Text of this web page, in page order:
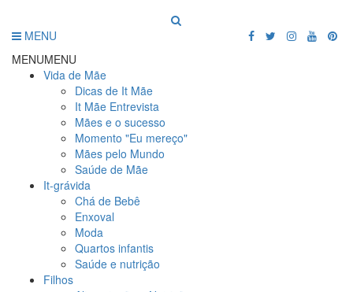
MENU
MENUMENU
Vida de Mãe
Dicas de It Mãe
It Mãe Entrevista
Mães e o sucesso
Momento "Eu mereço"
Mães pelo Mundo
Saúde de Mãe
It-grávida
Chá de Bebê
Enxoval
Moda
Quartos infantis
Saúde e nutrição
Filhos